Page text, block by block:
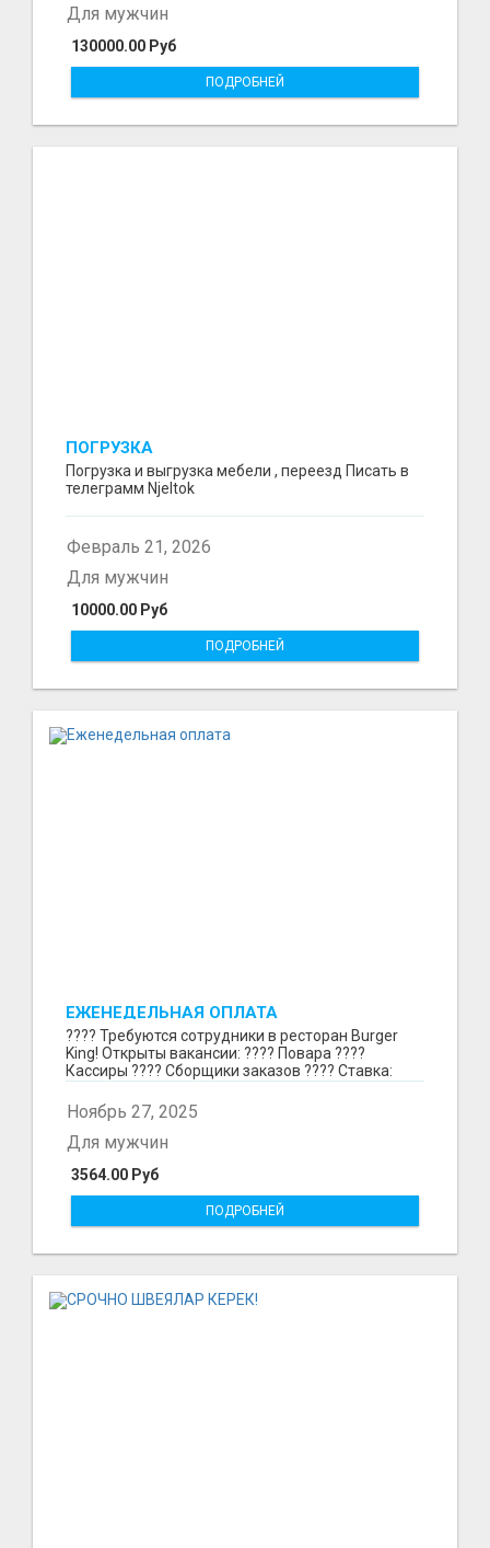
130000.00 Руб
Для мужчин
ПОДРОБНЕЙ
ПОГРУЗКА
Погрузка и выгрузка мебели , переезд Писать в
телеграмм Njeltok
Февраль 21, 2026
10000.00 Руб
Для мужчин
ПОДРОБНЕЙ
ЕЖЕНЕДЕЛЬНАЯ ОПЛАТА
???? Требуются сотрудники в ресторан Burger
King! Открыты вакансии: ???? Повара ????
Кассиры ???? Сборщики заказов ???? Ставка:
Ноябрь 27, 2025
3564.00 Руб
Для мужчин
ПОДРОБНЕЙ